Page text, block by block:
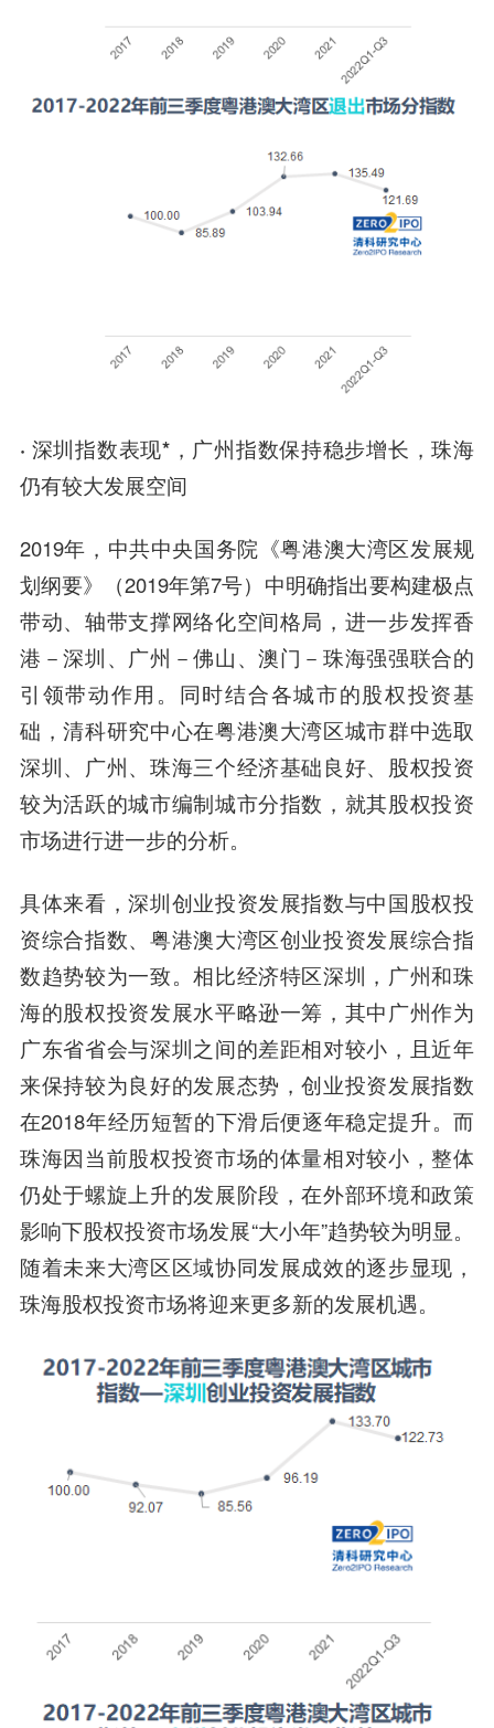
· 深圳指数表现*，广州指数保持稳步增长，珠海
仍有较大发展空间
2019年，中共中央国务院《粤港澳大湾区发展规
划纲要》（2019年第7号）中明确指出要构建极点
带动、轴带支撑网络化空间格局，进一步发挥香
港－深圳、广州－佛山、澳门－珠海强强联合的
引领带动作用。同时结合各城市的股权投资基
础，清科研究中心在粤港澳大湾区城市群中选取
深圳、广州、珠海三个经济基础良好、股权投资
较为活跃的城市编制城市分指数，就其股权投资
市场进行进一步的分析。
具体来看，深圳创业投资发展指数与中国股权投
资综合指数、粤港澳大湾区创业投资发展综合指
数趋势较为一致。相比经济特区深圳，广州和珠
海的股权投资发展水平略逊一筹，其中广州作为
广东省省会与深圳之间的差距相对较小，且近年
来保持较为良好的发展态势，创业投资发展指数
在2018年经历短暂的下滑后便逐年稳定提升。而
珠海因当前股权投资市场的体量相对较小，整体
仍处于螺旋上升的发展阶段，在外部环境和政策
影响下股权投资市场发展“大小年”趋势较为明显。
随着未来大湾区区域协同发展成效的逐步显现，
珠海股权投资市场将迎来更多新的发展机遇。